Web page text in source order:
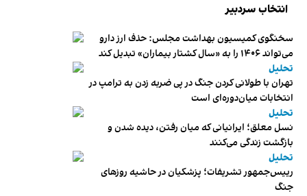
انتخاب سردبیر
سخنگوی کمیسیون بهداشت مجلس: حذف ارز دارو
می‌تواند ۱۴۰۶ را به «سال کشتار بیماران» تبدیل کند
تحلیل
تهران با طولانی کردن جنگ در پی ضربه زدن به ترامپ در
انتخابات میان‌دوره‌ای است
تحلیل
نسل معلق؛ ایرانیانی که میان رفتن، دیده شدن و
بازگشت زندگی می‌کنند
تحلیل
رییس‌جمهور تشریفات؛ پزشکیان در حاشیه روزهای
جنگ